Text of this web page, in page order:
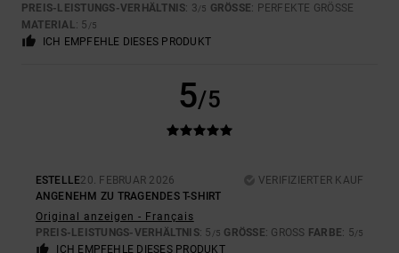
PREIS-LEISTUNGS-VERHÄLTNIS: 3/5 GRÖSSE : PERFEKTE GRÖSSE
MATERIAL: 5 /5
ICH EMPFEHLE DIESES PRODUKT
5/5
ESTELLE20. FEBRUAR 2026
VERIFIZIERTER KAUF
ANGENEHM ZU TRAGENDES T-SHIRT
Original anzeigen - Français
PREIS-LEISTUNGS-VERHÄLTNIS: 5 /5 GRÖSSE : GROSS FARBE: 5/5
ICH EMPFEHLE DIESES PRODUKT